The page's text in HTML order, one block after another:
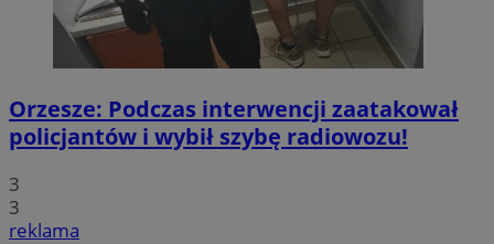
Orzesze: Podczas interwencji zaatakował
policjantów i wybił szybę radiowozu!
3
3
reklama